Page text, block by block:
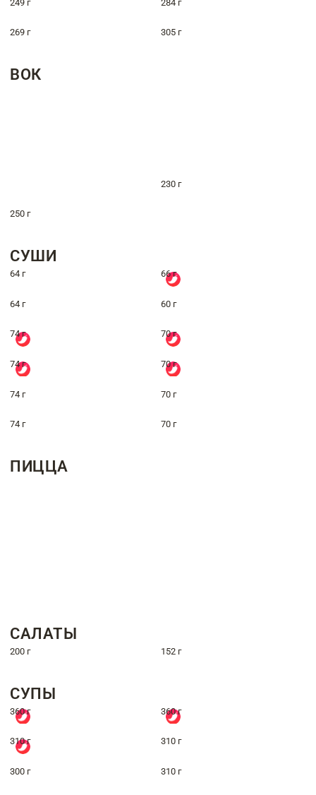
249 г 284 г
269 г 305 г
ВОК
230 г
250 г
СУШИ
64 г 66 г
64 г 60 г
74 г 70 г
74 г 70 г
74 г 70 г
74 г 70 г
ПИЦЦА
САЛАТЫ
200 г 152 г
СУПЫ
360 г 360 г
310 г 310 г
300 г 310 г